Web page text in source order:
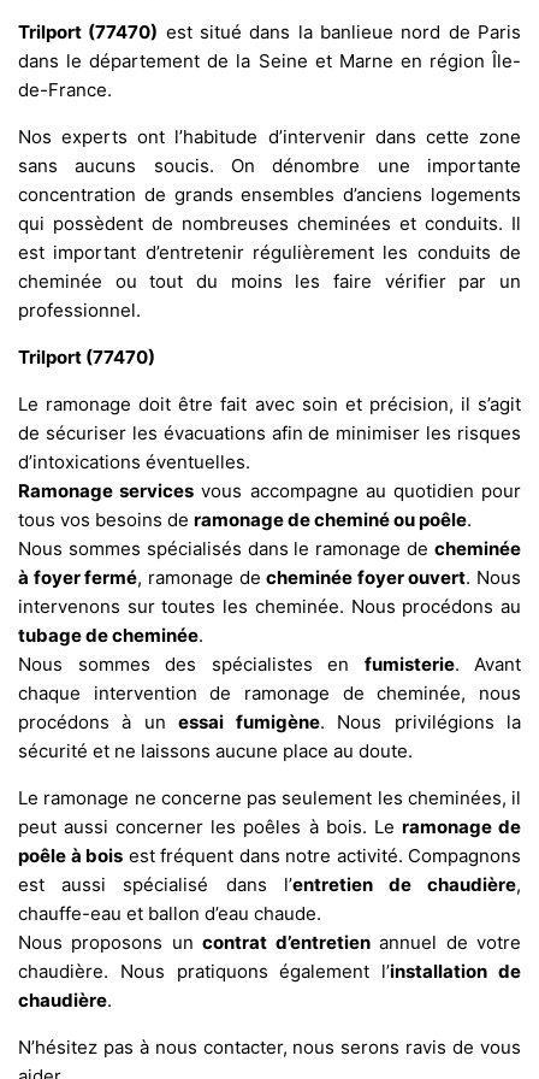
Trilport (77470) est situé dans la banlieue nord de Paris
dans le département de la Seine et Marne en région Île-
de-France.
Nos experts ont l’habitude d’intervenir dans cette zone
sans aucuns soucis. On dénombre une importante
concentration de grands ensembles d’anciens logements
qui possèdent de nombreuses cheminées et conduits. Il
est important d’entretenir régulièrement les conduits de
cheminée ou tout du moins les faire vérifier par un
professionnel.
Trilport (77470)
Le ramonage doit être fait avec soin et précision, il s’agit
de sécuriser les évacuations afin de minimiser les risques
d’intoxications éventuelles.
Ramonage services vous accompagne au quotidien pour
tous vos besoins de ramonage de cheminé ou poêle.
Nous sommes spécialisés dans le ramonage de cheminée
à foyer fermé, ramonage decheminée foyer ouvert. Nous
intervenons sur toutes les cheminée. Nous procédons au
tubage de cheminée.
Nous sommes des spécialistes en fumisterie. Avant
chaque intervention de ramonage de cheminée, nous
procédons à unessai fumigène. Nous privilégions la
sécurité et ne laissons aucune place au doute.
Le ramonage ne concerne pas seulement les cheminées, il
peut aussi concerner les poêles à bois. Le ramonage de
poêle à bois est fréquent dans notre activité. Compagnons
est aussi spécialisé dans l’entretien de chaudière,
chauffe-eau et ballon d’eau chaude.
Nous proposons uncontrat d’entretienannuel de votre
chaudière. Nous pratiquons également l’installation de
chaudière.
N’hésitez pas à nous contacter, nous serons ravis de vous